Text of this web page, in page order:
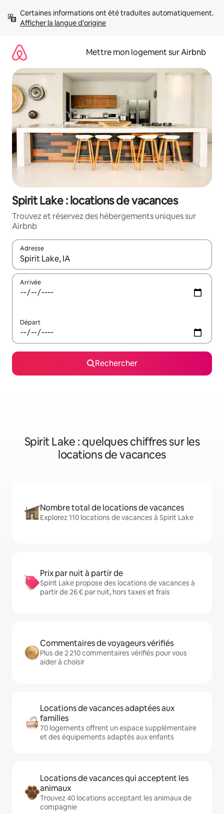
directement
Afficher la langue d'origine
Mettre mon logement sur Airbnb
Spirit Lake : locations de vacances
Trouvez et réservez des hébergements uniques sur
Airbnb
Adresse
Lorsque les résultats s'affichent, utilisez les flèches vers le
Arrivée
Départ
Rechercher
Spirit Lake : quelques chiffres sur les
locations de vacances
Nombre total de locations de vacances
Explorez 110 locations de vacances à Spirit Lake
Prix par nuit à partir de
Spirit Lake propose des locations de vacances à
partir de 26 € par nuit, hors taxes et frais
Commentaires de voyageurs vérifiés
Plus de 2 210 commentaires vérifiés pour vous
aider à choisir
Locations de vacances adaptées aux
familles
70 logements offrent un espace supplémentaire
et des équipements adaptés aux enfants
Locations de vacances qui acceptent les
animaux
Trouvez 40 locations acceptant les animaux de
compagnie